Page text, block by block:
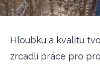
Hloubku a kvalitu
zrcadlí práce pro